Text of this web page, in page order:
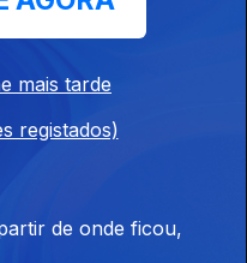
mais tarde
registados)
de onde ficou,